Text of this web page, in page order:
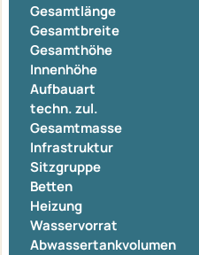
Gesamtlänge
Gesamtbreite
Gesamthöhe
Innenhöhe
Aufbauart
techn. zul.
Gesamtmasse
Infrastruktur
Sitzgruppe
Betten
Heizung
Wasservorrat
Abwassertankvolumen